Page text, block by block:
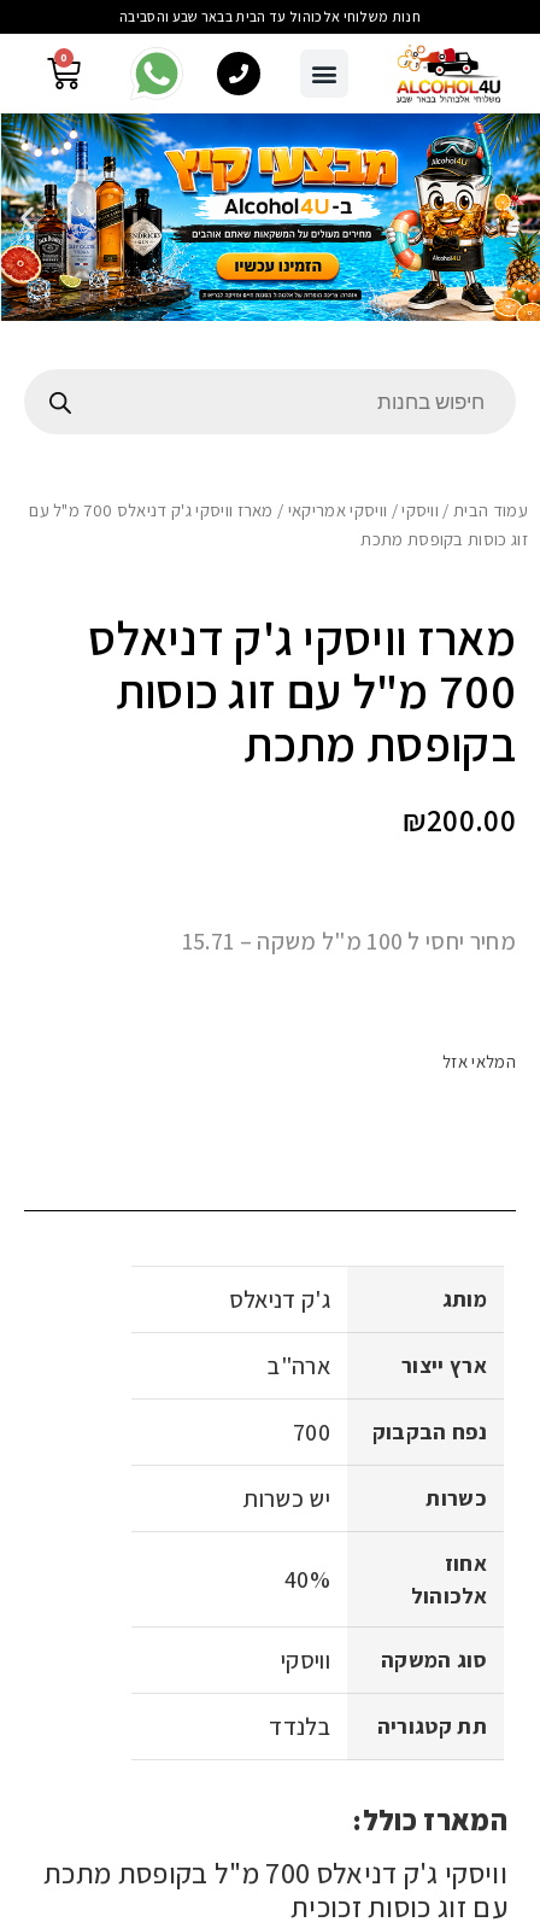
חנות משלוחי אלכוהול עד הבית בבאר שבע והסביבה
0
עמוד הבית/ וויסקי/ וויסקי אמריקאי
/ מארז וויסקי ג'ק דניאלס 700 מ"ל עם
זוג כוסות בקופסת מתכת
מארז וויסקי ג'ק דניאלס
700 מ"ל עם זוג כוסות
בקופסת מתכת
₪200.00
מחיר יחסי ל 100 מ"ל משקה – 15.71
המלאי אזל
מותג ג'ק דניאלס
ארץ ייצור ארה"ב
נפח הבקבוק 700
כשרות יש כשרות
אחוז
אלכוהול
40%
סוג המשקה וויסקי
תת קטגוריה בלנדד
המארז כולל:
וויסקי ג'ק דניאלס 700 מ"ל בקופסת מתכת
עם זוג כוסות זכוכית